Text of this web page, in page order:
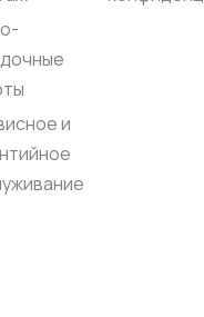
и